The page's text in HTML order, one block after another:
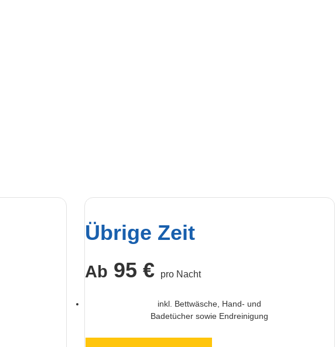
Übrige Zeit
Ab 95 € pro Nacht
inkl. Bettwäsche, Hand- und
Badetücher sowie Endreinigung